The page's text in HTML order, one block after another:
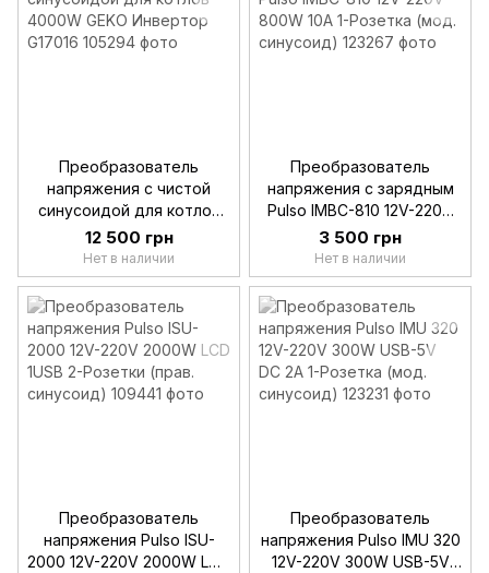
Преобразователь
напряжения с чистой
синусоидой для котлов
4000W GEKO Инвертор
G17016
12 500 грн
Нет в наличии
Преобразователь
напряжения с зарядным
Pulso IMBC-810 12V-220V
800W 10A 1-Розетка (мод.
синусоид)
3 500 грн
Нет в наличии
Преобразователь
напряжения Pulso ISU-
2000 12V-220V 2000W LCD
Преобразователь
напряжения Pulso IMU 320
12V-220V 300W USB-5V